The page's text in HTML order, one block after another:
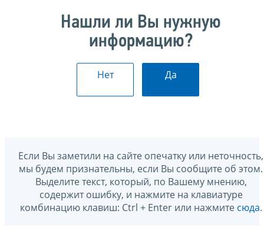
Нашли ли Вы нужную
информацию?
Нет Да
Если Вы заметили на сайте опечатку или неточность,
мы будем признательны, если Вы сообщите об этом.
Выделите текст, который, по Вашему мнению,
содержит ошибку, и нажмите на клавиатуре
комбинацию клавиш: Ctrl + Enter или нажмите сюда.